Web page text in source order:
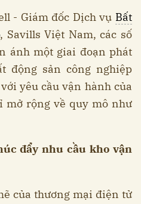
- Giám đốc Dịch vụ Bất
, Savills Việt Nam, các số
ánh một giai đoạn phát
động sản công nghiệp
yêu cầu vận hành của
mở rộng về quy mô như
đẩy nhu cầu kho vận
của thương mại điện tử